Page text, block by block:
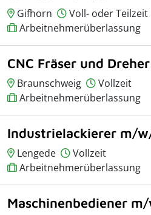
Gifhorn
Voll- oder Teilzeit
Arbeitnehmerüberlassung
CNC Fräser und
Braunschweig
Vollzeit
Arbeitnehmerüberlassung
Industrielackierer m/
Lengede
Vollzeit
Arbeitnehmerüberlassung
Maschinenbediener